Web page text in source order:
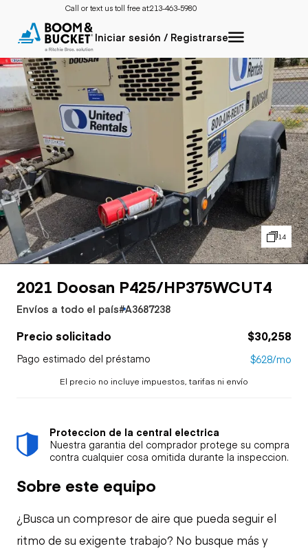
Call or text us toll free at:213-463-5980
Iniciar sesión / Registrarse
14
2021 Doosan P425/HP375WCUT4
Envíos a todo el país#A3687238
Precio solicitado $30,258
Pago estimado del préstamo $628/mo
El precio no incluye impuestos, tarifas ni envío
Proteccion de la central electrica
Nuestra garantia del comprador protege su compra
contra cualquier cosa omitida durante la inspeccion.
Sobre este equipo
¿Busca un compresor de aire que pueda seguir el
ritmo de su exigente trabajo? No busque más y